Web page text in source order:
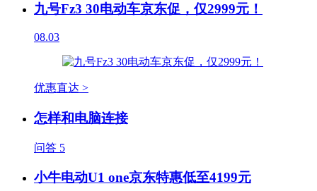
九号Fz3 30电动车京东促，仅2999元！
08.03
优惠直达 >
怎样和电脑连接
问答 5
小牛电动U1 one京东特惠低至4199元